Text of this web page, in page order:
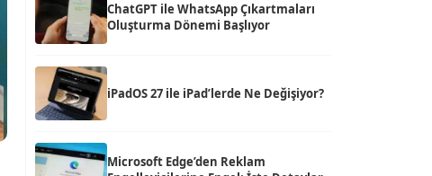
ChatGPT ile WhatsApp Çıkartmaları
Oluşturma Dönemi Başlıyor
iPadOS 27 ile iPad’lerde Ne Değişiyor?
Microsoft Edge’den Reklam